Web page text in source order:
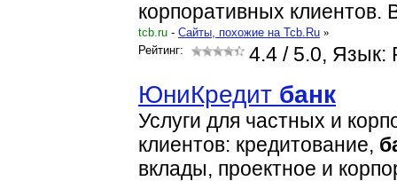
корпоративных клиентов.
tcb.ru - Cайты, похожие на Tcb.Ru »
Рейтинг:
4.4 / 5.0, Язык:
ЮниКредит банк
Услуги для частных и
клиентов: кредитование,
вклады, проектное и